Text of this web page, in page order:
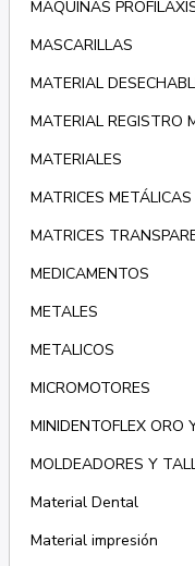
MAQUINAS
MASCARILLAS
MATERIAL
MATERIAL REGISTRO
MATERIALES
MATRICES METÁLICAS
MATRICES
MEDICAMENTOS
METALES
METALICOS
MICROMOTORES
MINIDENTOFLEX ORO
MOLDEADORES Y
Material Dental
Material impresión